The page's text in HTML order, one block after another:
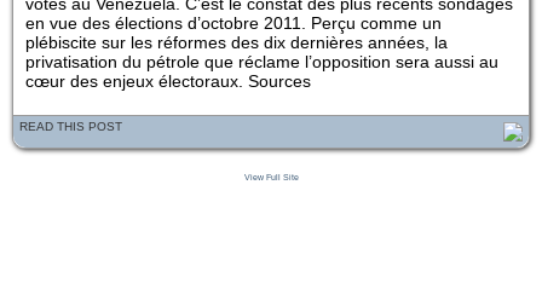
en vue des élections d’octobre 2011. Perçu comme un
plébiscite sur les réformes des dix dernières années, la
privatisation du pétrole que réclame l’opposition sera aussi au
cœur des enjeux électoraux. Sources
READ THIS POST
View Full Site